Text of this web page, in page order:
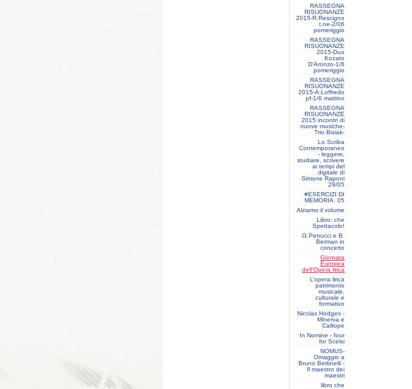
RASSEGNA
RISUONANZE
2015-R.Rescigno
t.ne-2/06
pomeriggio
RASSEGNA
RISUONANZE
2015-Duo
Kozato
D'Aronzo-1/6
pomeriggio
RASSEGNA
RISUONANZE
2015-A:Loffredo
pf-1/6 mattino
RASSEGNA
RISUONANZE
2015 incontri di
nuove musiche-
Trio Bisiak-
Lo Scriba
Contemporaneo
- leggere,
studiare, scrivere
ai tempi del
digitale di
Simone Raponi
29/05
#ESERCIZI DI
MEMORIA. 05
Alziamo il volume
Libro: che
Spettacolo!
G.Petrucci e B.
Berman in
concerto
Giornata
Europea
dell'Opera lirica
L’opera lirica
patrimonio
musicale,
culturale e
formativo
Nicolas Hodges -
Minerva e
Calliope
In Nomine - four
for Scelsi
NOMUS-
Omaggio a
Bruno Bettinelli -
Il maestro dei
maestri
libro che